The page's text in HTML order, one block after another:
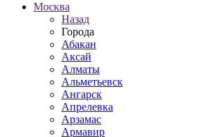
Москва
Назад
Города
Абакан
Аксай
Алматы
Альметьевск
Ангарск
Апрелевка
Арзамас
Армавир